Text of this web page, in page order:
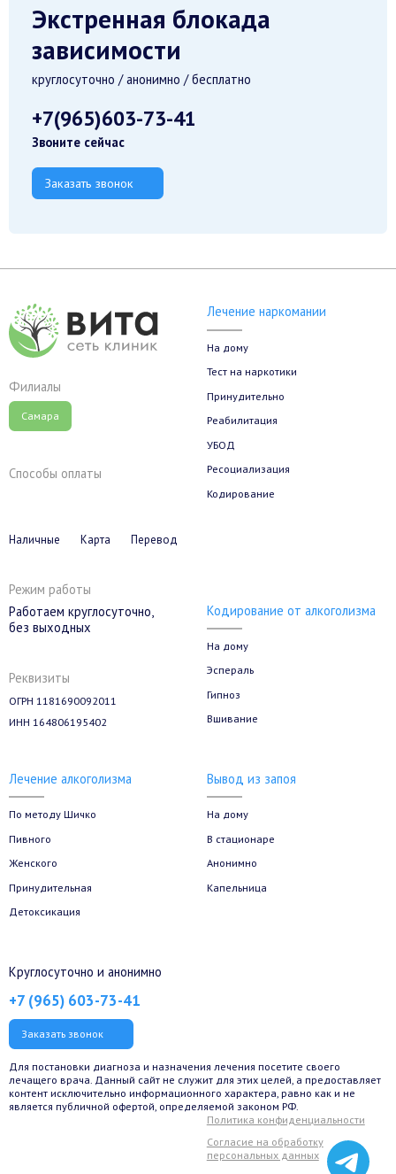
Экстренная блокада
зависимости
круглосуточно / анонимно / бесплатно
+7(965)603-73-41
Звоните сейчас
Заказать звонок
Филиалы
Самара
Способы оплаты
Наличные Карта Перевод
Режим работы
Работаем круглосуточно,
без выходных
Реквизиты
ОГРН 1181690092011
ИНН 164806195402
Лечение наркомании
На дому
Тест на наркотики
Принудительно
Реабилитация
УБОД
Ресоциализация
Кодирование
Кодирование от алкоголизма
На дому
Эспераль
Гипноз
Вшивание
Лечение алкоголизма
По методу Шичко
Пивного
Женского
Принудительная
Детоксикация
Вывод из запоя
На дому
В стационаре
Анонимно
Капельница
Круглосуточно и анонимно
+7 (965) 603-73-41
Заказать звонок
Для постановки диагноза и назначения лечения посетите своего
лечащего врача. Данный сайт не служит для этих целей, а предоставляет
контент исключительно информационного характера, равно как и не
является публичной офертой, определяемой законом РФ.
Политика конфиденциальности
Согласие на обработку
персональных данных